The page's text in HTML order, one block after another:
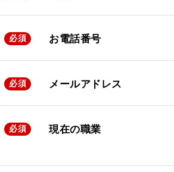
必須 お電話番号
必須 メールアドレス
必須 現在の職業